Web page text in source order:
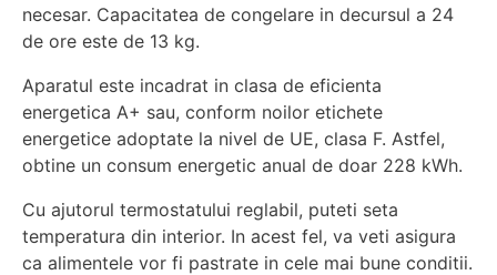
necesar. Capacitatea de congelare in decursul a 24
de ore este de 13 kg.
Aparatul este incadrat in clasa de eficienta
energetica A+ sau, conform noilor etichete
energetice adoptate la nivel de UE, clasa F. Astfel,
obtine un consum energetic anual de doar 228 kWh.
Cu ajutorul termostatului reglabil, puteti seta
temperatura din interior. In acest fel, va veti asigura
ca alimentele vor fi pastrate in cele mai bune conditii.